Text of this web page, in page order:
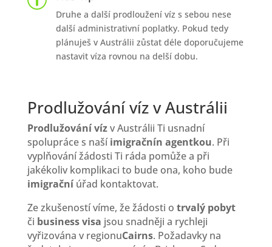
Druhe a další prodloužení víz s sebou nese
další administrativní poplatky. Pokud tedy
plánuješ v Austrálii zůstat déle doporučujeme
nastavit víza rovnou na delší dobu.
Prodlužování víz v Austrálii
Prodlužování vízv Austrálii Ti usnadní
spolupráce s našíimigračnín agentkou. Při
vyplňování žádosti Ti ráda pomůže a při
jakékoliv komplikaci to bude ona, koho bude
imigračníúřad kontaktovat.
Ze zkušeností víme, že žádosti o trvalý pobyt
či business visa jsou snadněji a rychleji
vyřizována v regionuCairns. Požadavky na